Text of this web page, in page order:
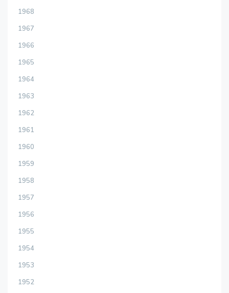
1968
1967
1966
1965
1964
1963
1962
1961
1960
1959
1958
1957
1956
1955
1954
1953
1952